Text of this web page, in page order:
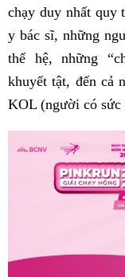
chạy duy nhất quy
y bác sĩ, những
thế hệ, những
khuyết tật, đến cả
KOL (người có sức